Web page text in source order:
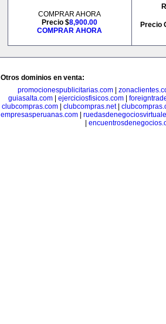
COMPRAR AHORA
Precio $8,900.00
COMPRAR AHORA
Precio
Otros dominios en venta:
promocionespublicitarias.com|
guiasalta.com
ejerciciosfisicos.com
clubcompras.com| clubcompras.net|
empresasperuanas.com